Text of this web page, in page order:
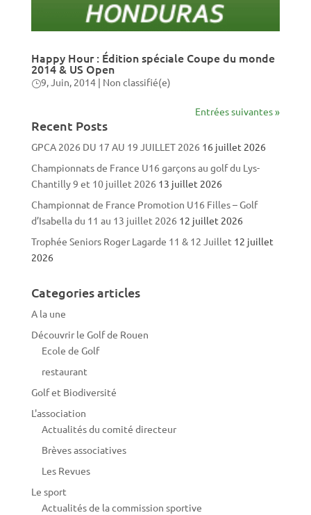
Happy Hour : Édition spéciale Coupe du monde
2014 & US Open
9, Juin, 2014| Non classifié(e)
Entrées suivantes »
Recent Posts
GPCA 2026 DU 17 AU 19 JUILLET 2026 16 juillet 2026
Championnats de France U16 garçons au golf du Lys-
Chantilly 9 et 10 juillet 2026 13 juillet 2026
Championnat de France Promotion U16 Filles – Golf
d’Isabella du 11 au 13 juillet 2026 12 juillet 2026
Trophée Seniors Roger Lagarde 11 & 12 Juillet 12 juillet
2026
Categories articles
A la une
Découvrir le Golf de Rouen
Ecole de Golf
restaurant
Golf et Biodiversité
L'association
Actualités du comité directeur
Brèves associatives
Les Revues
Le sport
Actualités de la commission sportive